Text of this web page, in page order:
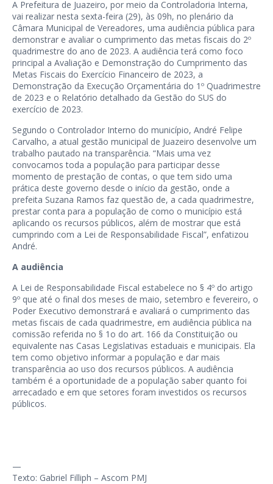
A Prefeitura de Juazeiro, por meio da Controladoria Interna,
vai realizar nesta sexta-feira (29), às 09h, no plenário da
Câmara Municipal de Vereadores, uma audiência pública para
demonstrar e avaliar o cumprimento das metas fiscais do 2º
quadrimestre do ano de 2023. A audiência terá como foco
principal a Avaliação e Demonstração do Cumprimento das
Metas Fiscais do Exercício Financeiro de 2023, a
Demonstração da Execução Orçamentária do 1º Quadrimestre
de 2023 e o Relatório detalhado da Gestão do SUS do
exercício de 2023.
Segundo o Controlador Interno do município, André Felipe
Carvalho, a atual gestão municipal de Juazeiro desenvolve um
trabalho pautado na transparência. “Mais uma vez
convocamos toda a população para participar desse
momento de prestação de contas, o que tem sido uma
prática deste governo desde o início da gestão, onde a
prefeita Suzana Ramos faz questão de, a cada quadrimestre,
prestar conta para a população de como o município está
aplicando os recursos públicos, além de mostrar que está
cumprindo com a Lei de Responsabilidade Fiscal”, enfatizou
André.
A audiência
A Lei de Responsabilidade Fiscal estabelece no § 4º do artigo
9º que até o final dos meses de maio, setembro e fevereiro, o
Poder Executivo demonstrará e avaliará o cumprimento das
metas fiscais de cada quadrimestre, em audiência pública na
comissão referida no § 1o do art. 166 da Constituição ou
equivalente nas Casas Legislativas estaduais e municipais. Ela
tem como objetivo informar a população e dar mais
transparência ao uso dos recursos públicos. A audiência
também é a oportunidade de a população saber quanto foi
arrecadado e em que setores foram investidos os recursos
públicos.
—
Texto: Gabriel Filliph – Ascom PMJ